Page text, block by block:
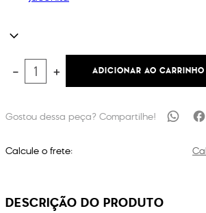
＋
－ ADICIONAR AO CARRINHO
Calcule o frete:
DESCRIÇÃO DO PRODUTO